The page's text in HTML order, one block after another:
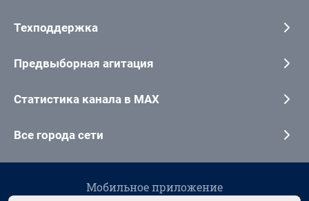
Техподдержка
Предвыборная агитация
Статистика канала в MAX
Все города сети
Мобильное приложение